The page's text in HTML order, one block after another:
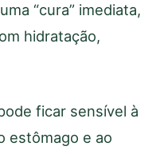
“cura” imediata,
hidratação,
ficar sensível à
estômago e ao